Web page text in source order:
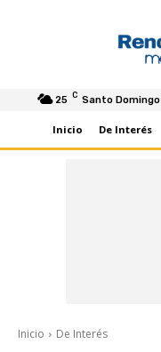
25 C Santo Domingo
Inicio De Interés
Inicio De Interés